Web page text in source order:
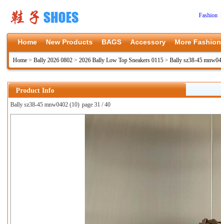
Fashion
Home New Products BAGS Accessory More Fashion
Home > Bally 2026 0802 > 2026 Bally Low Top Sneakers 0115 > Bally sz38-45
Product Info
Bally sz38-45 mnw0402 (10) page 31 / 40